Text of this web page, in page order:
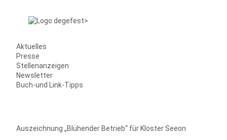
Aktuelles
Presse
Stellenanzeigen
Newsletter
Buch-und Link-Tipps
Auszeichnung „Blühender Betrieb“ für Kloster Seeon